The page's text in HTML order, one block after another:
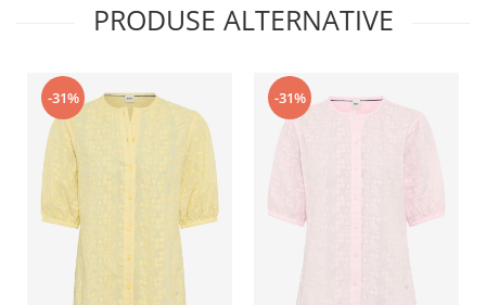
PRODUSE ALTERNATIVE
-31% -31%